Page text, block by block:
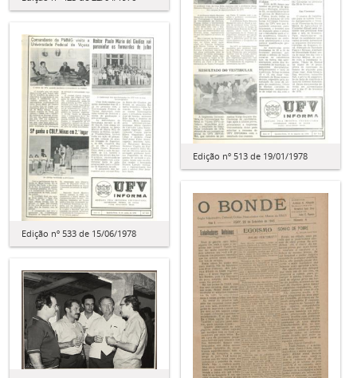
Edição nº 513 de 19/01/1978
Edição nº 533 de 15/06/1978